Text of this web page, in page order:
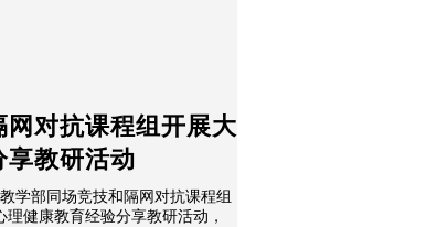
对抗课程组开展大
享教研活动
学部同场竞技和隔网对抗课程组
健康教育经验分享教研活动，